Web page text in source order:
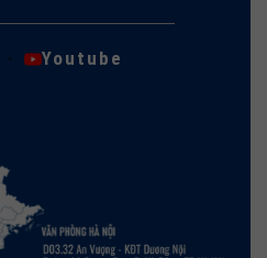
· Youtube